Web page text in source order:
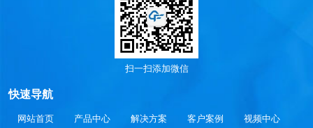
扫一扫添加微信
快速导航
网站首页 产品中心 解决方案 客户案例
视频中心